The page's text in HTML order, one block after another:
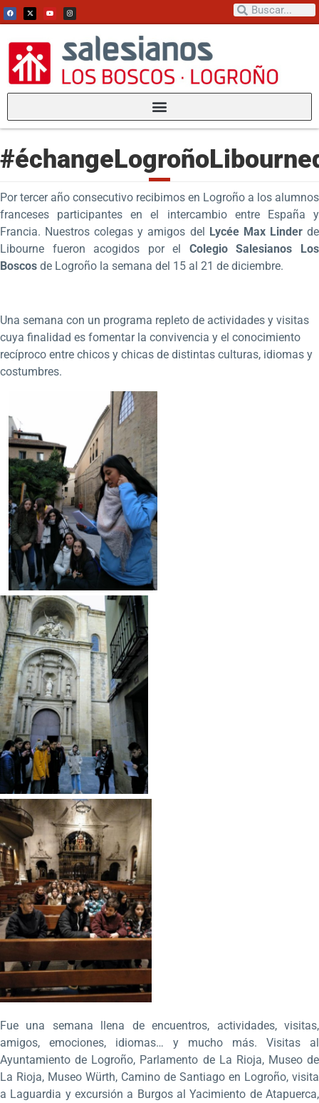
Por tercer año consecutivo recibimos en Logroño a los alumnos
franceses participantes en el intercambio entre España y
Francia. Nuestros colegas y amigos del Lycée Max Linderde
Libourne fueron acogidos por el Colegio Salesianos Los
Boscos de Logroño la semana del 15 al 21 de diciembre.
Una semana con un programa repleto de actividades y visitas
cuya finalidad es fomentar la convivencia y el conocimiento
recíproco entre chicos y chicas de distintas culturas, idiomas y
costumbres.
Fue una semana llena de encuentros, actividades, visitas,
amigos, emociones, idiomas… y mucho más. Visitas al
Ayuntamiento de Logroño, Parlamento de La Rioja, Museo de
La Rioja, Museo Würth, Camino de Santiago en Logroño, visita
a Laguardia y excursión a Burgos al Yacimiento de Atapuerca,